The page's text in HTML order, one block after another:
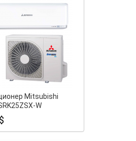
Mitsubishi
W